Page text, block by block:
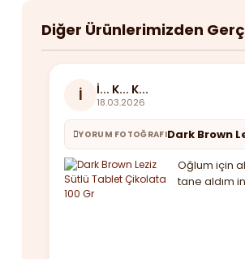
Diğer Ürünlerimizden
İ İ... K... K...
18.03.2026
YORUM FOTOĞRAFIDark Brown
Oğlum için
tane aldım